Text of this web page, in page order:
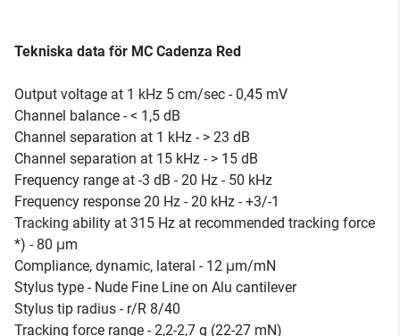
Tekniska data för MC Cadenza Red
Output voltage at 1 kHz 5 cm/sec - 0,45 mV
Channel balance - < 1,5 dB
Channel separation at 1 kHz - > 23 dB
Channel separation at 15 kHz - > 15 dB
Frequency range at -3 dB - 20 Hz - 50 kHz
Frequency response 20 Hz - 20 kHz - +3/-1
Tracking ability at 315 Hz at recommended tracking force
*) - 80 μm
Compliance, dynamic, lateral - 12 μm/mN
Stylus type - Nude Fine Line on Alu cantilever
Stylus tip radius - r/R 8/40
Tracking force range - 2,2-2,7 g (22-27 mN)